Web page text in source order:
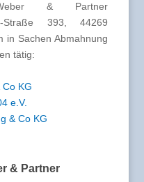
& Partner
Straße 393, 44269
in Sachen Abmahnung
tätig:
KG
e.V.
& Co KG
& Partner